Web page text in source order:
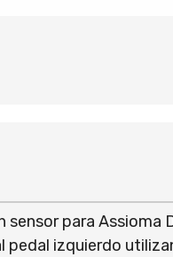
sensor para Assioma
pedal izquierdo